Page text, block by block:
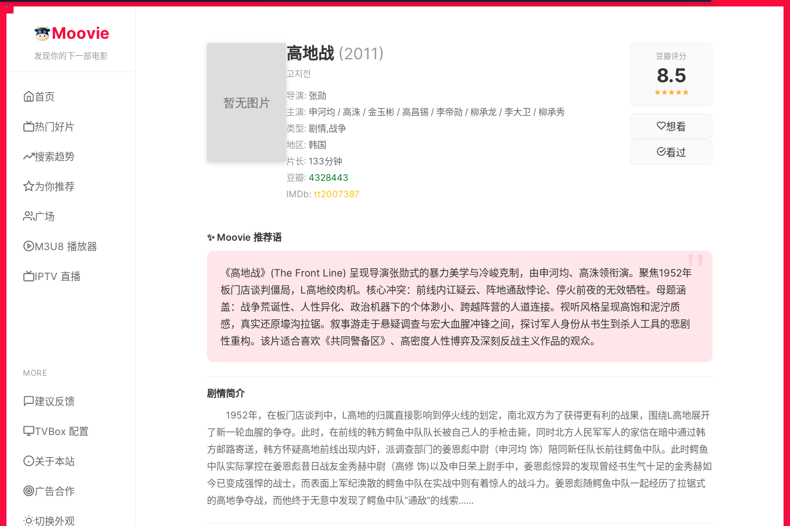
Moovie
发现你的下一部电影
首页
热门好片
搜索趋势
为你推荐
广场
M3U8 播放器
IPTV 直播
MORE
建议反馈
TVBox 配置
关于本站
广告合作
切换外观
高地战 (2011)
고지전
导演: 张勋
主演: 申河均 / 高洙 / 金玉彬 / 高昌锡 / 李帝勋 / 柳承龙 / 李大卫 / 柳承秀
类型: 剧情,战争
地区: 韩国
片长: 133分钟
豆瓣: 4328443
IMDb: tt2007387
豆瓣评分
8.5
★★★★★
想看
看过
✨ Moovie 推荐语
《高地战》(The Front Line) 呈现导演张勋式的暴力美学与冷峻克制，由申河均、高洙领衔演。聚焦1952年
板门店谈判僵局，L高地绞肉机。核心冲突：前线内讧疑云、阵地通敌悖论、停火前夜的无效牺牲。母题涵
盖：战争荒诞性、人性异化、政治机器下的个体渺小、跨越阵营的人道连接。视听风格呈现高饱和泥泞质
感，真实还原壕沟拉锯。叙事游走于悬疑调查与宏大血腥冲锋之间，探讨军人身份从书生到杀人工具的悲剧
性重构。该片适合喜欢《共同警备区》、高密度人性博弈及深刻反战主义作品的观众。
剧情简介
1952年，在板门店谈判中，L高地的归属直接影响到停火线的划定，南北双方为了获得更有利的战果，围绕L高地展开
了新一轮血腥的争夺。此时，在前线的韩方鳄鱼中队队长被自己人的手枪击毙，同时北方人民军军人的家信在暗中通过韩
方邮路寄送，韩方怀疑高地前线出现内奸，派调查部门的姜恩彪中尉（申河均 饰）陪同新任队长前往鳄鱼中队。此时鳄鱼
中队实际掌控在姜恩彪昔日战友金秀赫中尉（高修 饰)以及申日荣上尉手中，姜恩彪惊异的发现曾经书生气十足的金秀赫如
今已变成强悍的战士，而表面上军纪涣散的鳄鱼中队在实战中则有着惊人的战斗力。姜恩彪随鳄鱼中队一起经历了拉锯式
的高地争夺战，而他终于无意中发现了鳄鱼中队“通敌”的线索……